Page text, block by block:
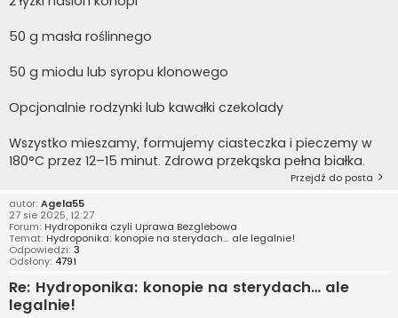
50 g masła roślinnego
50 g miodu lub syropu klonowego
Opcjonalnie rodzynki lub kawałki czekolady
Wszystko mieszamy, formujemy ciasteczka i pieczemy w
180°C przez 12–15 minut. Zdrowa przekąska pełna białka.
Przejdź do posta
autor: Agela55
27 sie 2025, 12:27
Forum: Hydroponika czyli Uprawa Bezglebowa
Temat: Hydroponika: konopie na sterydach… ale legalnie!
Odpowiedzi: 3
Odsłony: 4791
Re: Hydroponika: konopie na sterydach… ale
legalnie!